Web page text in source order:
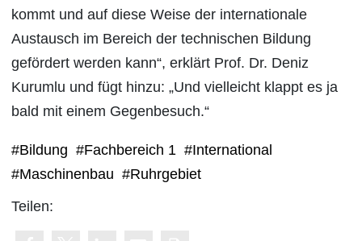
kommt und auf diese Weise der internationale
Austausch im Bereich der technischen Bildung
gefördert werden kann“, erklärt Prof. Dr. Deniz
Kurumlu und fügt hinzu: „Und vielleicht klappt es ja
bald mit einem Gegenbesuch.“
#Bildung #Fachbereich 1 #International
#Maschinenbau #Ruhrgebiet
Teilen: